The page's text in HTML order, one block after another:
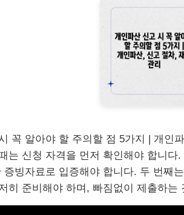
꼭 알아야 할 주의할 점 5가지 | 개인
는 신청 자격을 먼저 확인해야 합니
증빙자료로 입증해야 합니다. 두 번째
히 준비해야 하며, 빠짐없이 제출하